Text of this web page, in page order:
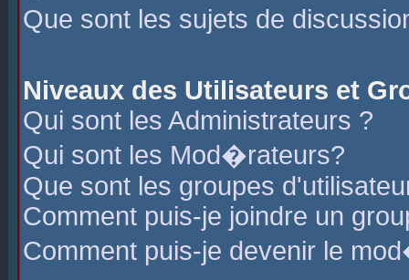
Que sont les sujets de
Niveaux des Utilisateurs et
Qui sont les Administrateurs ?
Qui sont les Mod�rateurs?
Que sont les groupes
Comment puis-je joindre un
Comment puis-je devenir le